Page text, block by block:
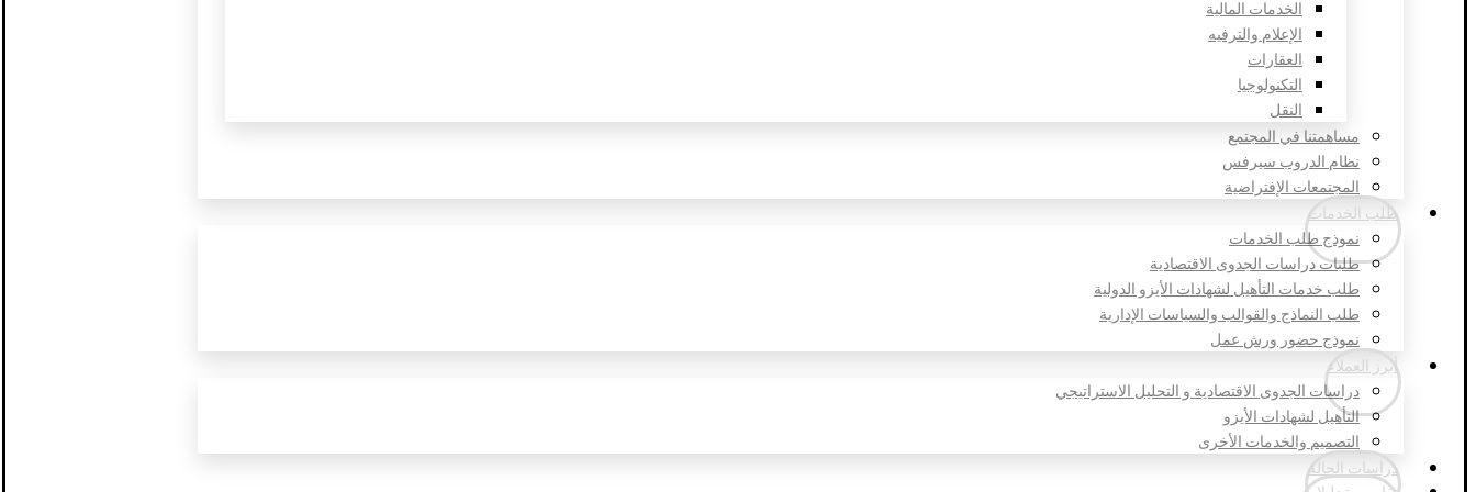
الخدمات المالية
الإعلام والترفيه
العقارات
التكنولوجيا
النقل
مساهمتنا في المجتمع
نظام الدروب سيرفس
المجتمعات الإفتراضية
طلب الخدمات
نموذج طلب الخدمات
طلبات دراسات الجدوى الاقتصادية
طلب خدمات التأهيل لشهادات الأيزو الدولية
طلب النماذج والقوالب والسياسات الإدارية
نموذج حضور ورش عمل
أبرز العملاء
دراسات الجدوى الاقتصادية و التحليل الاستراتيجي
التأهيل لشهادات الأيزو
التصميم والخدمات الأخرى
دراسات الحالة